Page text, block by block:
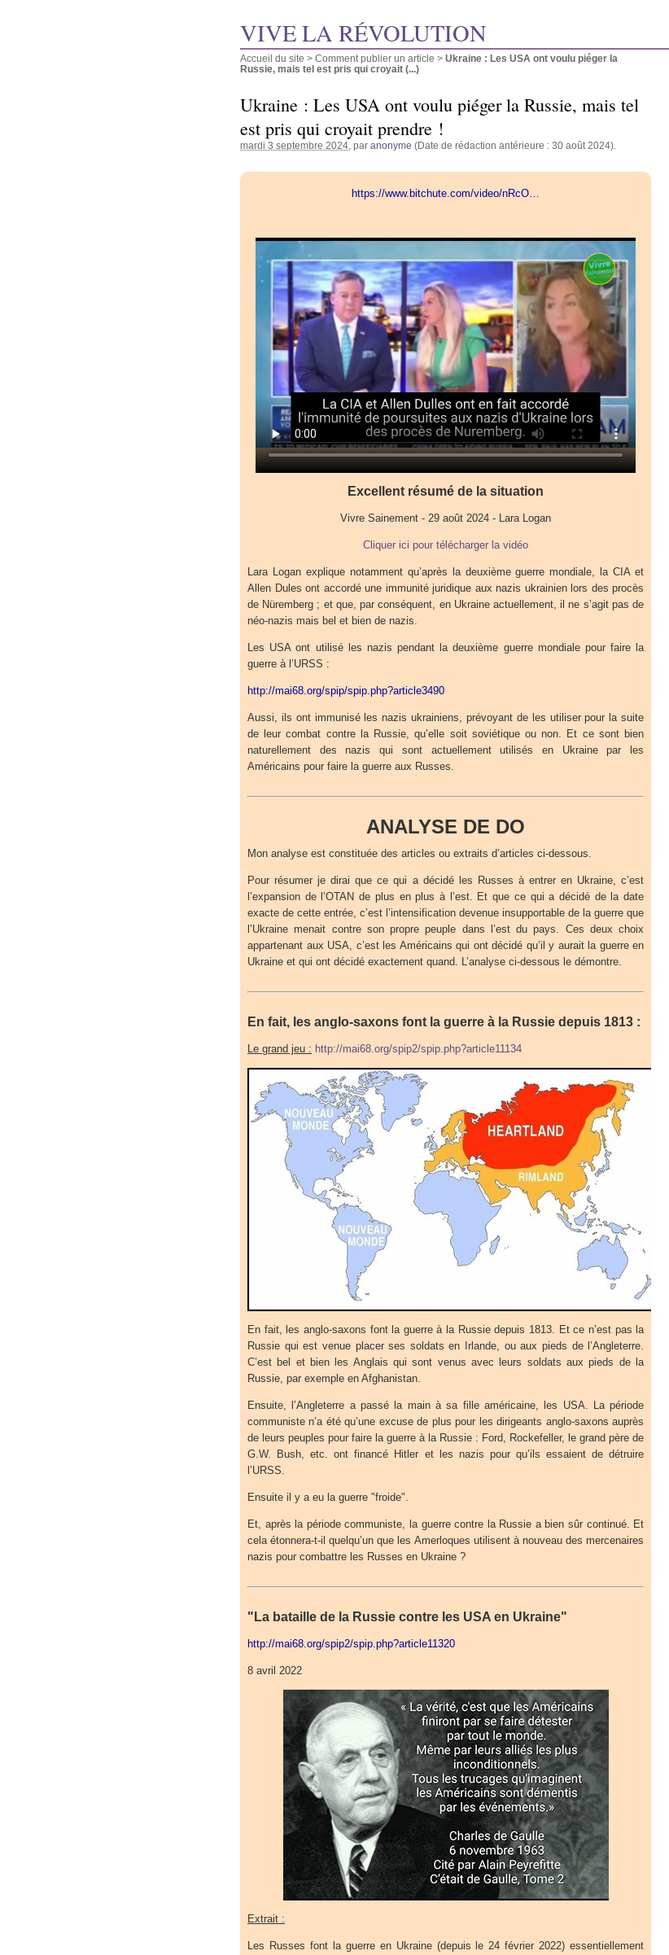
VIVE LA RÉVOLUTION
Accueil du site > Comment publier un article > Ukraine : Les USA ont voulu piéger la
Russie, mais tel est pris qui croyait (...)
Ukraine : Les USA ont voulu piéger la Russie, mais tel
est pris qui croyait prendre !
mardi 3 septembre 2024 , par anonyme (Date de rédaction antérieure : 30 août 2024).
https://www.bitchute.com/video/nRcO…
Excellent résumé de la situation
Vivre Sainement - 29 août 2024 - Lara Logan
Cliquer ici pour télécharger la vidéo
Lara Logan explique notamment qu’après la deuxième guerre mondiale, la CIA et
Allen Dules ont accordé une immunité juridique aux nazis ukrainien lors des procès
de Nüremberg ; et que, par conséquent, en Ukraine actuellement, il ne s’agit pas de
néo-nazis mais bel et bien de nazis.
Les USA ont utilisé les nazis pendant la deuxième guerre mondiale pour faire la
guerre à l’URSS :
http://mai68.org/spip/spip.php?article3490
Aussi, ils ont immunisé les nazis ukrainiens, prévoyant de les utiliser pour la suite
de leur combat contre la Russie, qu’elle soit soviétique ou non. Et ce sont bien
naturellement des nazis qui sont actuellement utilisés en Ukraine par les
Américains pour faire la guerre aux Russes.
ANALYSE DE DO
Mon analyse est constituée des articles ou extraits d’articles ci-dessous.
Pour résumer je dirai que ce qui a décidé les Russes à entrer en Ukraine, c’est
l’expansion de l’OTAN de plus en plus à l’est. Et que ce qui a décidé de la date
exacte de cette entrée, c’est l’intensification devenue insupportable de la guerre que
l’Ukraine menait contre son propre peuple dans l’est du pays. Ces deux choix
appartenant aux USA, c’est les Américains qui ont décidé qu’il y aurait la guerre en
Ukraine et qui ont décidé exactement quand. L’analyse ci-dessous le démontre.
En fait, les anglo-saxons font la guerre à la Russie depuis 1813 :
Le grand jeu : http://mai68.org/spip2/spip.php?article11134
En fait, les anglo-saxons font la guerre à la Russie depuis 1813. Et ce n’est pas la
Russie qui est venue placer ses soldats en Irlande, ou aux pieds de l’Angleterre.
C’est bel et bien les Anglais qui sont venus avec leurs soldats aux pieds de la
Russie, par exemple en Afghanistan.
Ensuite, l’Angleterre a passé la main à sa fille américaine, les USA. La période
communiste n’a été qu’une excuse de plus pour les dirigeants anglo-saxons auprès
de leurs peuples pour faire la guerre à la Russie : Ford, Rockefeller, le grand père de
G.W. Bush, etc. ont financé Hitler et les nazis pour qu’ils essaient de détruire
l’URSS.
Ensuite il y a eu la guerre "froide".
Et, après la période communiste, la guerre contre la Russie a bien sûr continué. Et
cela étonnera-t-il quelqu’un que les Amerloques utilisent à nouveau des mercenaires
nazis pour combattre les Russes en Ukraine ?
"La bataille de la Russie contre les USA en Ukraine"
http://mai68.org/spip2/spip.php?article11320
8 avril 2022
Extrait :
Les Russes font la guerre en Ukraine (depuis le 24 février 2022) essentiellement